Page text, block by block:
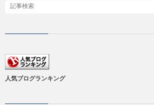
人気ブログランキング